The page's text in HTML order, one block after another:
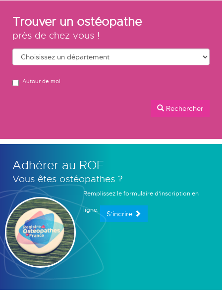
Trouver un ostéopathe
près de chez vous !
Autour de moi
Rechercher
Adhérer au ROF
Vous êtes ostéopathes ?
Remplissez le formulaire d'inscription en
ligne. S'incrire